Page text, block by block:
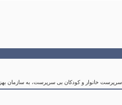
سرپرست خانوار و کودکان بی سرپرست، به سازمان